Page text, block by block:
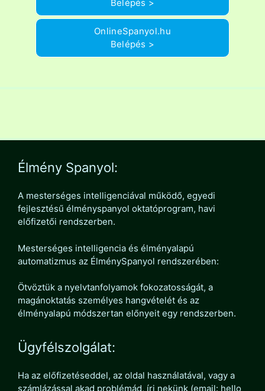
Belépés >
OnlineSpanyol.hu
Belépés >
Élmény Spanyol:
A mesterséges intelligenciával működő, egyedi
fejlesztésű élményspanyol oktatóprogram, havi
előfizetői rendszerben.
Mesterséges intelligencia és élményalapú
automatizmus az ÉlménySpanyol rendszerében:
Ötvöztük a nyelvtanfolyamok fokozatosságát, a
magánoktatás személyes hangvételét és az
élményalapú módszertan előnyeit egy rendszerben.
Ügyfélszolgálat:
Ha az előfizetéseddel, az oldal használatával, vagy a
számlázással akad problémád, írj nekünk (email: hello